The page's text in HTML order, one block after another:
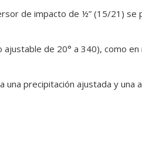
de impacto de ½” (15/21) se
de 20° a 340), como
precipitación ajustada y una